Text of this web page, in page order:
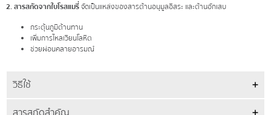
2. สารสกัดจากใบโรสแมรี่จัดเป็นแหล่งของสารต้านอนุมูลอิสระ และต้านอักเสบ
กระตุ้นภูมิต้านทาน
เพิ่มการไหลเวียนโลหิต
ช่วยผ่อนคลายอารมณ์
วิธีใช้